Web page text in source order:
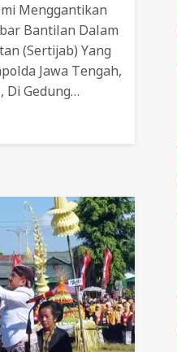
Menggantikan
Bantilan Dalam
(sertijab) Yang
Jawa Tengah,
Di Gedung…